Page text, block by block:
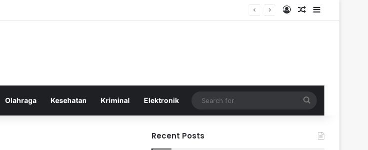
Log InRandom Article
Sidebar
Olahraga Kesehatan Kriminal Elektronik
for
Recent Posts